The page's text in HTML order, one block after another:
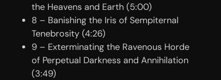
the Heavens and Earth (5:00)
8 – Banishing the Iris of Sempiternal
Tenebrosity (4:26)
9 – Exterminating the Ravenous Horde
of Perpetual Darkness and Annihilation
(3:49)